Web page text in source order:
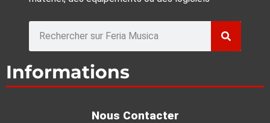
Informations
Nous Contacter